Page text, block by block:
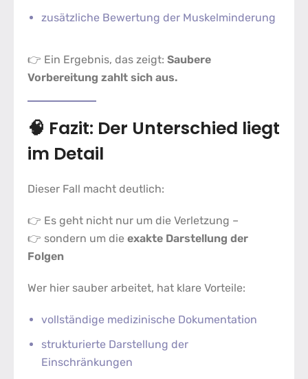
zusätzliche Bewertung der Muskelminderung
👉 Ein Ergebnis, das zeigt: Saubere
Vorbereitung zahlt sich aus.
🧠 Fazit: Der Unterschied liegt
im Detail
Dieser Fall macht deutlich:
👉 Es geht nicht nur um die Verletzung –
👉 sondern um die exakte Darstellung der
Folgen
Wer hier sauber arbeitet, hat klare Vorteile:
vollständige medizinische Dokumentation
strukturierte Darstellung der
Einschränkungen